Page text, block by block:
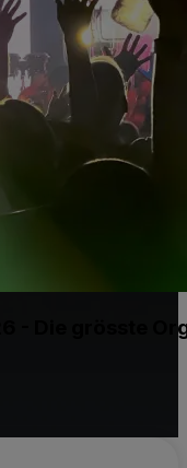
- Die grösste